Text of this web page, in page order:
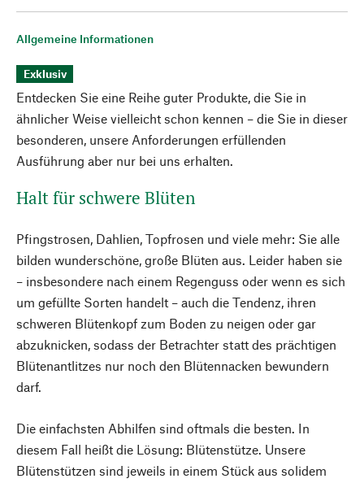
Allgemeine Informationen
Exklusiv
Entdecken Sie eine Reihe guter Produkte, die Sie in
ähnlicher Weise vielleicht schon kennen – die Sie in dieser
besonderen, unsere Anforderungen erfüllenden
Ausführung aber nur bei uns erhalten.
Halt für schwere Blüten
Pfingstrosen, Dahlien, Topfrosen und viele mehr: Sie alle
bilden wunderschöne, große Blüten aus. Leider haben sie
– insbesondere nach einem Regenguss oder wenn es sich
um gefüllte Sorten handelt – auch die Tendenz, ihren
schweren Blütenkopf zum Boden zu neigen oder gar
abzuknicken, sodass der Betrachter statt des prächtigen
Blütenantlitzes nur noch den Blütennacken bewundern
darf.
Die einfachsten Abhilfen sind oftmals die besten. In
diesem Fall heißt die Lösung: Blütenstütze. Unsere
Blütenstützen sind jeweils in einem Stück aus solidem